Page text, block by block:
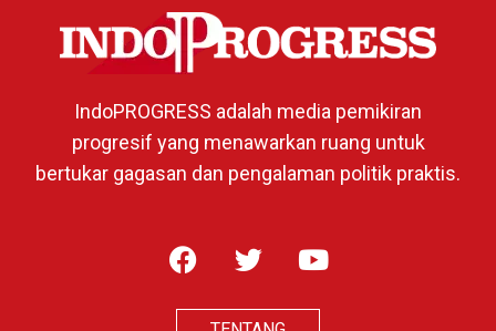
IndoPROGRESS adalah media pemikiran
progresif yang menawarkan ruang untuk
bertukar gagasan dan pengalaman politik praktis.